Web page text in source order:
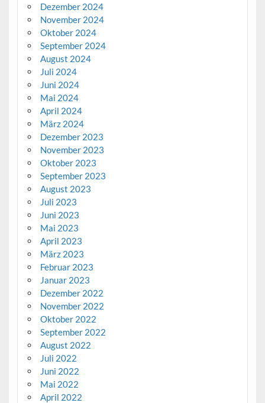
Dezember 2024
November 2024
Oktober 2024
September 2024
August 2024
Juli 2024
Juni 2024
Mai 2024
April 2024
März 2024
Dezember 2023
November 2023
Oktober 2023
September 2023
August 2023
Juli 2023
Juni 2023
Mai 2023
April 2023
März 2023
Februar 2023
Januar 2023
Dezember 2022
November 2022
Oktober 2022
September 2022
August 2022
Juli 2022
Juni 2022
Mai 2022
April 2022